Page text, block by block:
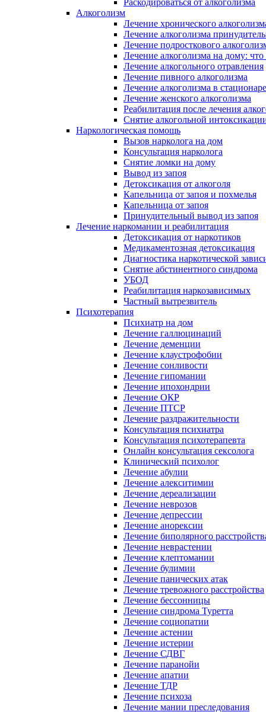
Раскодироваться от алкоголизма
Алкоголизм
Лечение хронического
Лечение алкоголизма
Лечение подросткового
Лечение алкоголизма на дому:
Лечение алкогольного отравления
Лечение пивного алкоголизма
Лечение алкоголизма в стационаре
Лечение женского алкоголизма
Реабилитация после лечения
Снятие алкогольной
Наркологическая помощь
Вызов нарколога на дом
Консультация нарколога
Снятие ломки на дому
Вывод из запоя
Детоксикация от алкоголя
Капельница от запоя и похмелья
Капельница от запоя
Принудительный вывод из запоя
Лечение наркомании и реабилитация
Детоксикация от наркотиков
Медикаментозная детоксикация
Диагностика наркотической
Снятие абстинентного синдрома
УБОД
Реабилитация наркозависимых
Частный вытрезвитель
Психотерапия
Психиатр на дом
Лечение галлюцинаций
Лечение деменции
Лечение клаустрофобии
Лечение сонливости
Лечение гипомании
Лечение ипохондрии
Лечение ОКР
Лечение ПТСР
Лечение раздражительности
Консультация психиатра
Консультация психотерапевта
Онлайн консультация сексолога
Клинический психолог
Лечение абулии
Лечение алекситимии
Лечение дереализации
Лечение неврозов
Лечение депрессии
Лечение анорексии
Лечение биполярного
Лечение неврастении
Лечение клептомании
Лечение булимии
Лечение панических атак
Лечение тревожного расстройства
Лечение бессонницы
Лечение синдрома Туретта
Лечение социопатии
Лечение астении
Лечение истерии
Лечение СДВГ
Лечение паранойи
Лечение апатии
Лечение ТДР
Лечение психоза
Лечение мании преследования